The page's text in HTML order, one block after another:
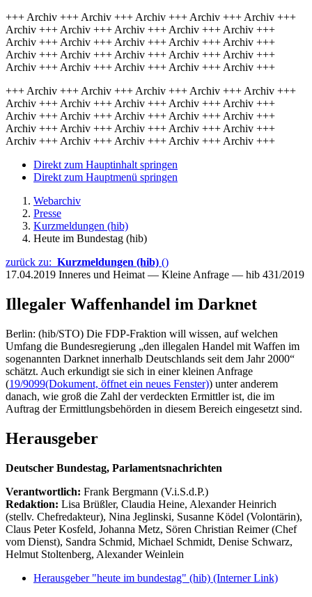
+++ Archiv +++ Archiv +++ Archiv +++ Archiv +++ Archiv +++
Archiv +++ Archiv +++ Archiv +++ Archiv +++ Archiv +++
Archiv +++ Archiv +++ Archiv +++ Archiv +++ Archiv +++
Archiv +++ Archiv +++ Archiv +++ Archiv +++ Archiv +++
Archiv +++ Archiv +++ Archiv +++ Archiv +++ Archiv +++
+++ Archiv +++ Archiv +++ Archiv +++ Archiv +++ Archiv +++
Archiv +++ Archiv +++ Archiv +++ Archiv +++ Archiv +++
Archiv +++ Archiv +++ Archiv +++ Archiv +++ Archiv +++
Archiv +++ Archiv +++ Archiv +++ Archiv +++ Archiv +++
Archiv +++ Archiv +++ Archiv +++ Archiv +++ Archiv +++
Direkt zum Hauptinhalt springen
Direkt zum Hauptmenü springen
Webarchiv
Presse
Kurzmeldungen (hib)
Heute im Bundestag (hib)
zurück zu: Kurzmeldungen (hib) ()
17.04.2019 Inneres und Heimat — Kleine Anfrage — hib 431/2019
Illegaler Waffenhandel im Darknet
Berlin: (hib/STO) Die FDP-Fraktion will wissen, auf welchen
Umfang die Bundesregierung „den illegalen Handel mit Waffen im
sogenannten Darknet innerhalb Deutschlands seit dem Jahr 2000“
schätzt. Auch erkundigt sie sich in einer kleinen Anfrage
(19/9099(Dokument, öffnet ein neues Fenster)) unter anderem
danach, wie groß die Zahl der verdeckten Ermittler ist, die im
Auftrag der Ermittlungsbehörden in diesem Bereich eingesetzt sind.
Herausgeber
Deutscher Bundestag, Parlamentsnachrichten
Verantwortlich: Frank Bergmann (V.i.S.d.P.)
Redaktion: Lisa Brüßler, Claudia Heine, Alexander Heinrich
(stellv. Chefredakteur), Nina Jeglinski, Susanne Ködel (Volontärin),
Claus Peter Kosfeld, Johanna Metz, Sören Christian Reimer (Chef
vom Dienst), Sandra Schmid, Michael Schmidt, Denise Schwarz,
Helmut Stoltenberg, Alexander Weinlein
Herausgeber "heute im bundestag" (hib) (Interner Link)